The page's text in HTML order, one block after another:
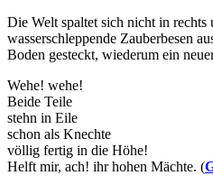
Die Welt spaltet sich nicht in
wasserschleppende Zauberbesen
Boden gesteckt, wiederum ein
Wehe! wehe!
Beide Teile
stehn in Eile
schon als Knechte
völlig fertig in die Höhe!
Helft mir, ach! ihr hohen Mächte. (